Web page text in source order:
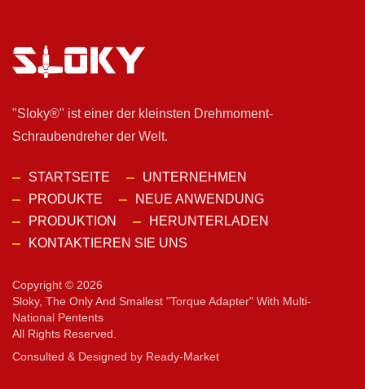
"Sloky®" ist einer der kleinsten Drehmoment-
Schraubendreher der Welt.
STARTSEITE
UNTERNEHMEN
PRODUKTE
NEUE ANWENDUNG
PRODUKTION
HERUNTERLADEN
KONTAKTIEREN SIE UNS
Copyright © 2026
Sloky, The Only And Smallest "torque Adapter" With Multi-
National Pentents
All Rights Reserved.
Consulted & Designed by Ready-Market